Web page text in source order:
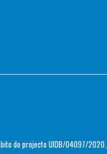
do projecto UIDB/04097/2020.